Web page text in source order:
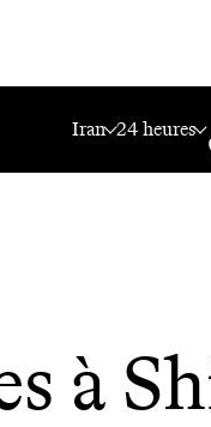
Iran 24 heures
à